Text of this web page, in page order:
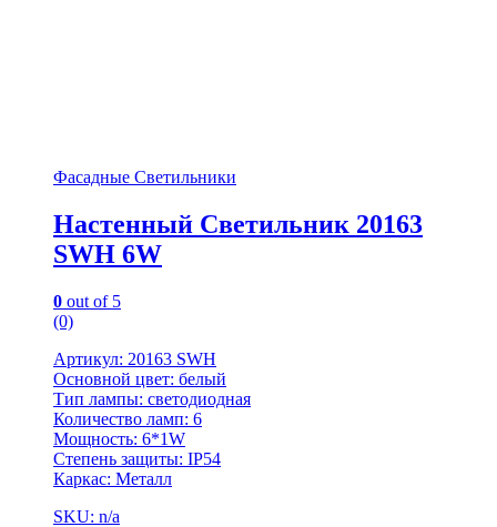
Фасадные Светильники
Настенный Светильник 20163
SWH 6W
0 out of 5
(0)
Артикул: 20163 SWH
Основной цвет: белый
Тип лампы: светодиодная
Количество ламп: 6
Мощность: 6*1W
Степень защиты: IP54
Каркас: Металл
SKU: n/a